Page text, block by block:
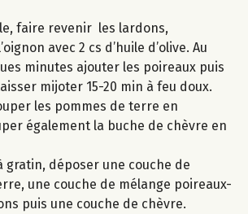
faire revenir les lardons,
avec 2 cs d’huile d’olive. Au
minutes ajouter les poireaux puis
mijoter 15-20 min à feu doux.
les pommes de terre en
également la buche de chèvre en
gratin, déposer une couche de
une couche de mélange poireaux-
puis une couche de chèvre.